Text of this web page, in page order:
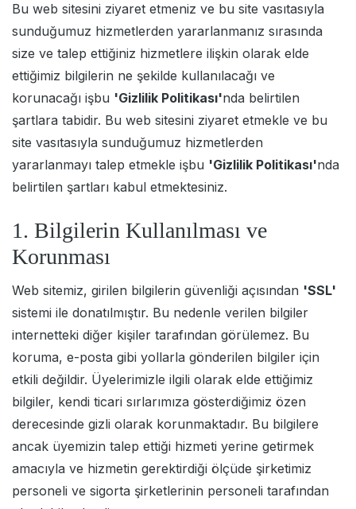
Bu web sitesini ziyaret etmeniz ve bu site vasıtasıyla
sunduğumuz hizmetlerden yararlanmanız sırasında
size ve talep ettiğiniz hizmetlere ilişkin olarak elde
ettiğimiz bilgilerin ne şekilde kullanılacağı ve
korunacağı işbu 'Gizlilik Politikası'nda belirtilen
şartlara tabidir. Bu web sitesini ziyaret etmekle ve bu
site vasıtasıyla sunduğumuz hizmetlerden
yararlanmayı talep etmekle işbu 'Gizlilik Politikası'nda
belirtilen şartları kabul etmektesiniz.
1. Bilgilerin Kullanılması ve
Korunması
Web sitemiz, girilen bilgilerin güvenliği açısından 'SSL'
sistemi ile donatılmıştır. Bu nedenle verilen bilgiler
internetteki diğer kişiler tarafından görülemez. Bu
koruma, e-posta gibi yollarla gönderilen bilgiler için
etkili değildir. Üyelerimizle ilgili olarak elde ettiğimiz
bilgiler, kendi ticari sırlarımıza gösterdiğimiz özen
derecesinde gizli olarak korunmaktadır. Bu bilgilere
ancak üyemizin talep ettiği hizmeti yerine getirmek
amacıyla ve hizmetin gerektirdiği ölçüde şirketimiz
personeli ve sigorta şirketlerinin personeli tarafından